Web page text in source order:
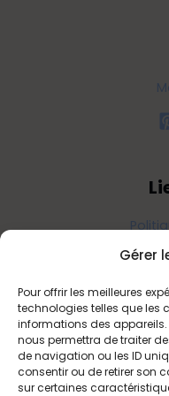
Gérer
Pour offrir les meilleures
technologies telles que les
informations des
nous permettra de traiter
de navigation ou les ID
consentir ou de retirer son
sur certaines
Conditions